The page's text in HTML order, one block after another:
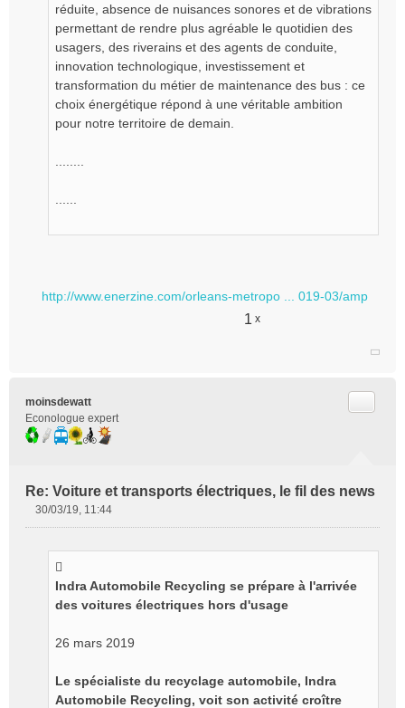
réduite, absence de nuisances sonores et de vibrations
permettant de rendre plus agréable le quotidien des
usagers, des riverains et des agents de conduite,
innovation technologique, investissement et
transformation du métier de maintenance des bus : ce
choix énergétique répond à une véritable ambition
pour notre territoire de demain.
http://www.enerzine.com/orleans-metropo ... 019-03/amp
1 x
moinsdewatt
Econologue expert
Re: Voiture et transports électriques, le fil des news
30/03/19, 11:44
Indra Automobile Recycling se prépare à l'arrivée
des voitures électriques hors d'usage
26 mars 2019
Le spécialiste du recyclage automobile, Indra
Automobile Recycling, voit son activité croître